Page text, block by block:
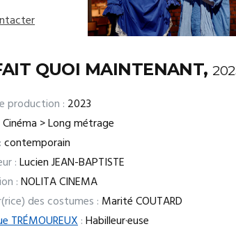
QUOI MAINTENANT,
production : 2023
Cinéma > Long métrage
contemporain
:Lucien JEAN-BAPTISTE
:NOLITA CINEMA
des costumes : Marité COUTARD
TRÉMOUREUX:Habilleur·euse